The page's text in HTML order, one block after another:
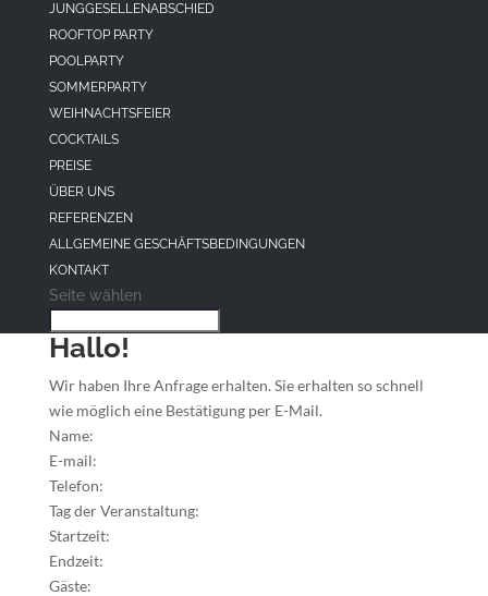
JUNGGESELLENABSCHIED
ROOFTOP PARTY
POOLPARTY
SOMMERPARTY
WEIHNACHTSFEIER
COCKTAILS
PREISE
ÜBER UNS
REFERENZEN
ALLGEMEINE GESCHÄFTSBEDINGUNGEN
KONTAKT
Seite wählen
Hallo!
Wir haben Ihre Anfrage erhalten. Sie erhalten so schnell
wie möglich eine Bestätigung per E-Mail.
Name:
E-mail:
Telefon:
Tag der Veranstaltung:
Startzeit:
Endzeit:
Gäste: